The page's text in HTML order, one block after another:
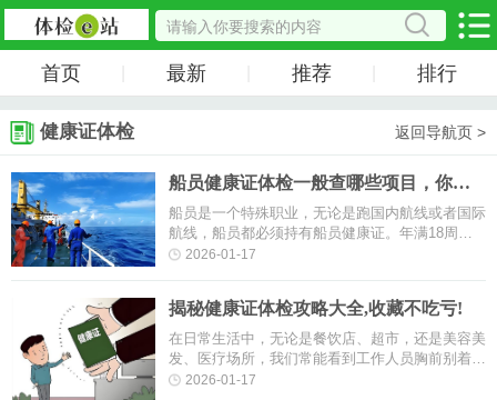
首页 最新 推荐 排行
健康证体检 返回导航页 >
船员健康证体检一般查哪些项目，你都
知道吗？
船员是一个特殊职业，无论是跑国内航线或者国际
航线，船员都必须持有船员健康证。年满18周岁
健康证是2年有效期，没有满18周岁的健康证是1
2026-01-17
揭秘健康证体检攻略大全,收藏不吃亏!
在日常生活中，无论是餐饮店、超市，还是美容美
发、医疗场所，我们常能看到工作人员胸前别着一
张“健康证”。这张小小的卡片，不仅是从业者的“健
2026-01-17